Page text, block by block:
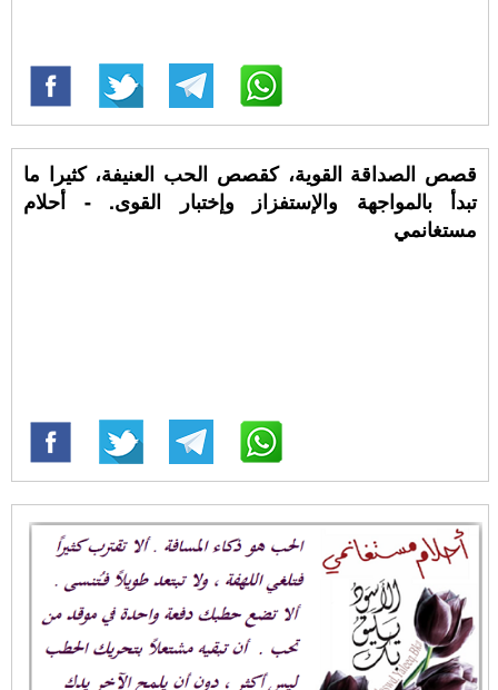
قصص الصداقة القوية، كقصص الحب العنيفة، كثيرا ما
تبدأ بالمواجهة والإستفزاز وإختبار القوى. - أحلام
مستغانمي